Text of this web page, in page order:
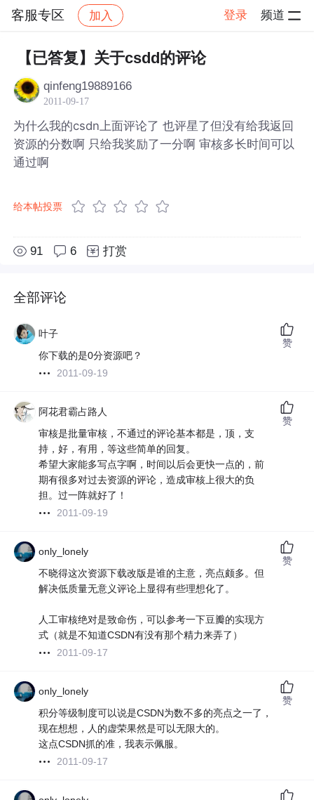
客服专区 加入 登录 频道
社区 客服专区 帖子详情
【已答复】关于csdd的评论
qinfeng19889166
2011-09-17
为什么我的csdn上面评论了 也评星了但没有给我返回
资源的分数啊 只给我奖励了一分啊 审核多长时间可以
通过啊
给本帖投票
91 6 打赏
全部评论
叶子
你下载的是0分资源吧？
2011-09-19
赞
阿花君霸占路人
审核是批量审核，不通过的评论基本都是，顶，支
持，好，有用，等这些简单的回复。
希望大家能多写点字啊，时间以后会更快一点的，前
期有很多对过去资源的评论，造成审核上很大的负
担。过一阵就好了！
2011-09-19
赞
only_lonely
不晓得这次资源下载改版是谁的主意，亮点颇多。但
解决低质量无意义评论上显得有些理想化了。
人工审核绝对是致命伤，可以参考一下豆瓣的实现方
式（就是不知道CSDN有没有那个精力来弄了）
2011-09-17
赞
only_lonely
积分等级制度可以说是CSDN为数不多的亮点之一了，
现在想想，人的虚荣果然是可以无限大的。
这点CSDN抓的准，我表示佩服。
2011-09-17
赞